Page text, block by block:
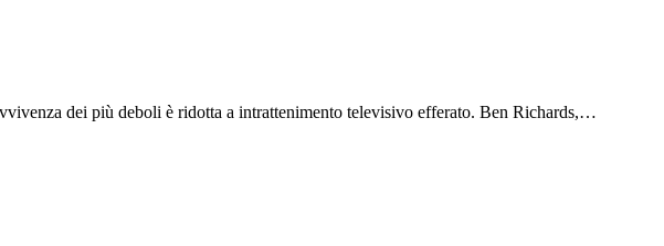
dei più deboli è ridotta a intrattenimento televisivo efferato. Ben Richards,…